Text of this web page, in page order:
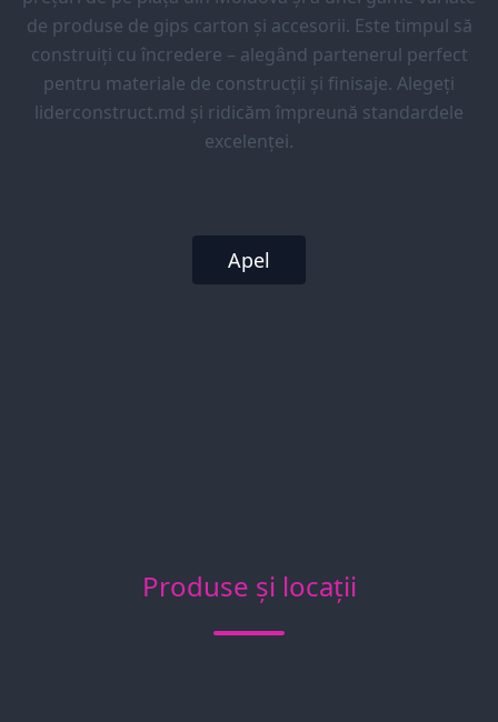
de produse de gips carton și accesorii. Este timpul să
construiți cu încredere – alegând partenerul perfect
pentru materiale de construcții și finisaje. Alegeți
liderconstruct.md și ridicăm împreună standardele
excelenței.
Apel
Produse și locații